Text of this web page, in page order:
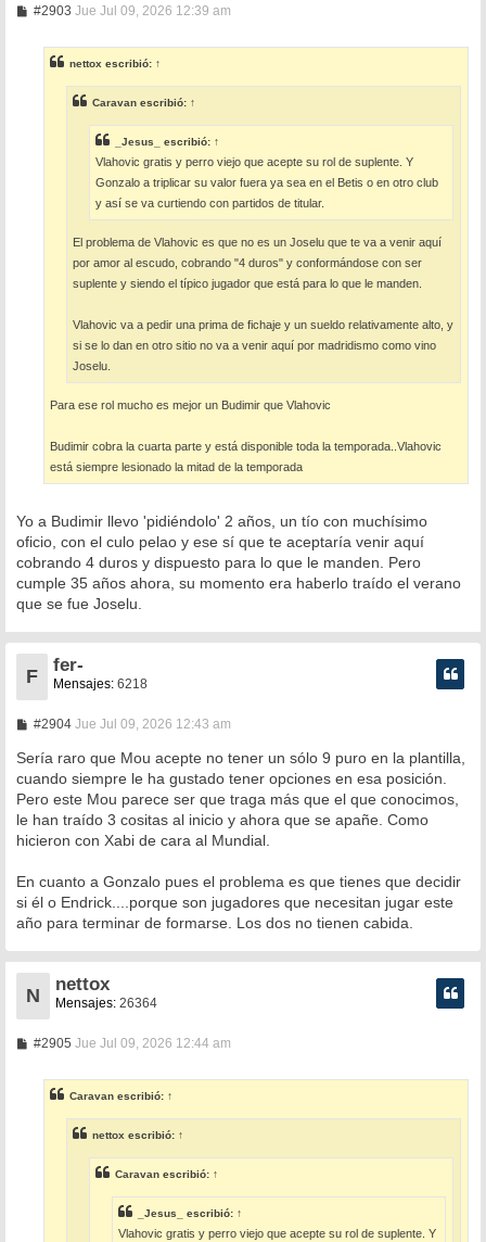
#2903M
a
j
e
Jue Jul 09, 2026 12:39 am
nettox escribió: ↑
Caravan escribió: ↑
_Jesus_ escribió: ↑
Vlahovic gratis y perro viejo que acepte su rol de suplente. Y
Gonzalo a triplicar su valor fuera ya sea en el Betis o en otro club
y así se va curtiendo con partidos de titular.
El problema de Vlahovic es que no es un Joselu que te va a venir aquí
por amor al escudo, cobrando "4 duros" y conformándose con ser
suplente y siendo el típico jugador que está para lo que le manden.
Vlahovic va a pedir una prima de fichaje y un sueldo relativamente alto, y
si se lo dan en otro sitio no va a venir aquí por madridismo como vino
Joselu.
Para ese rol mucho es mejor un Budimir que Vlahovic
Budimir cobra la cuarta parte y está disponible toda la temporada..Vlahovic
está siempre lesionado la mitad de la temporada
Yo a Budimir llevo 'pidiéndolo' 2 años, un tío con muchísimo
oficio, con el culo pelao y ese sí que te aceptaría venir aquí
cobrando 4 duros y dispuesto para lo que le manden. Pero
cumple 35 años ahora, su momento era haberlo traído el verano
que se fue Joselu.
F
fer-
Mensajes: 6218
#2904M
n
a
j
e
Jue Jul 09, 2026 12:43 am
Sería raro que Mou acepte no tener un sólo 9 puro en la plantilla,
cuando siempre le ha gustado tener opciones en esa posición.
Pero este Mou parece ser que traga más que el que conocimos,
le han traído 3 cositas al inicio y ahora que se apañe. Como
hicieron con Xabi de cara al Mundial.
En cuanto a Gonzalo pues el problema es que tienes que decidir
si él o Endrick....porque son jugadores que necesitan jugar este
año para terminar de formarse. Los dos no tienen cabida.
N
nettox
Mensajes: 26364
#2905M
a
j
e
Jue Jul 09, 2026 12:44 am
Caravan escribió: ↑
nettox escribió: ↑
Caravan escribió: ↑
_Jesus_ escribió: ↑
Vlahovic gratis y perro viejo que acepte su rol de suplente. Y